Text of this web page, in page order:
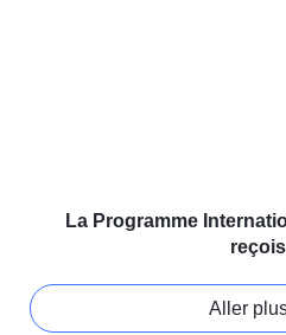
La Programme
Aller